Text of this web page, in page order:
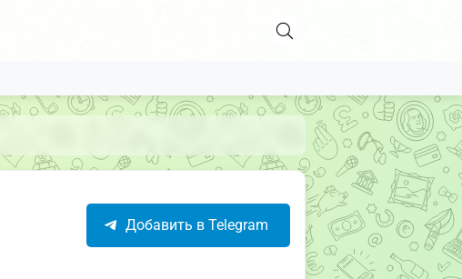
Добавить в Telegram